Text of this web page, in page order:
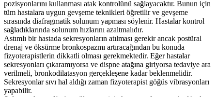
pozisyonlarını kullanması atak kontrolünü sağlayacaktır. Bunun için
tüm hastalara uygun gevşeme teknikleri öğretilir ve gevşeme
sırasında diafragmatik solunum yapması söylenir. Hastalar kontrol
sağladıklarında solunum hızlarını azaltmalıdır.
Astımlı bir hastada sekresyonların atılması gerekir ancak postüral
drenaj ve öksürme bronkospazmı artıracağından bu konuda
fizyoterapistlerin dikkatli olması gerekmektedir. Eğer hastalar
sekresyonları çıkaramıyorsa ve dispne atağına giriyorsa tedaviye ara
verilmeli, bronkodilatasyon gerçekleşene kadar beklenmelidir.
Sekresyonlar sıvı hal aldığı zaman fizyoterapist göğüs vibrasyonları
yapabilir.